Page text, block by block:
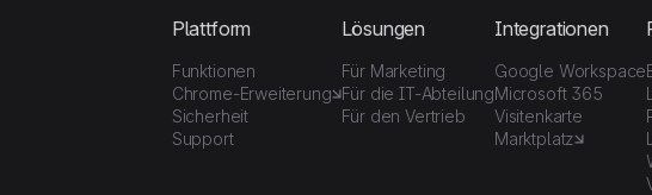
Plattform
Funktionen
Chrome-Erweiterung
Sicherheit
Support
Lösungen
Für Marketing
Für die IT-Abteilung
Für den Vertrieb
Integrationen
Google Workspace
Microsoft 365
Visitenkarte
Marktplatz